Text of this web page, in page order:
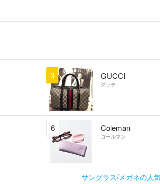
3 GUCCI
グッチ
6 Coleman
コールマン
サングラス/メガネの人